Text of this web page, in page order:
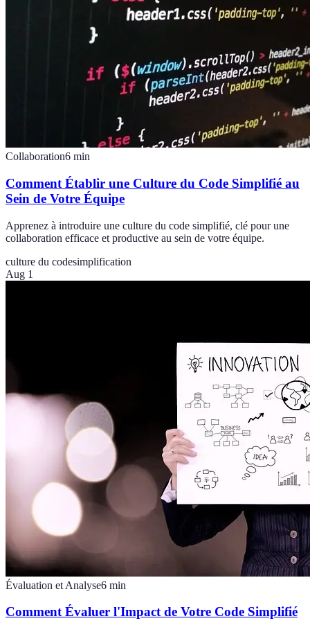
Collaboration6 min
Comment Établir une Culture du Code Simplifié au
Sein de Votre Équipe
Apprenez à introduire une culture du code simplifié, clé pour une
collaboration efficace et productive au sein de votre équipe.
culture du codesimplification
Aug 1
Évaluation et Analyse6 min
Comment Évaluer l'Impact de Votre Code Simplifié